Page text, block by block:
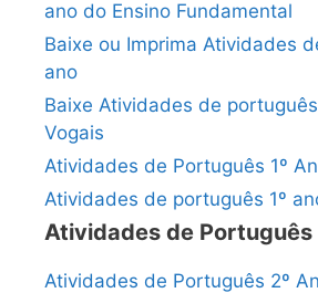
ano do Ensino Fundamental
Baixe ou Imprima Atividades
ano
Baixe Atividades de
Vogais
Atividades de Português 1º
Atividades de português 1º
Atividades de Português
Atividades de Português 2º